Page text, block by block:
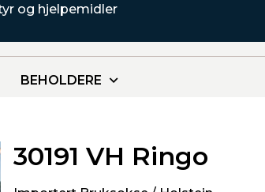
og hjelpemidler
BEHOLDERE
30191 VH Ringo